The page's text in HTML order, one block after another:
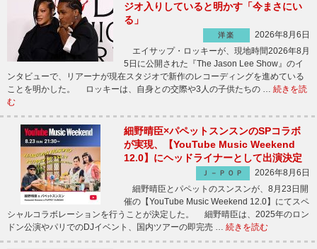
ジオ入りしていると明かす「今まさにい
る」
洋楽
2026年8月6日
エイサップ・ロッキーが、現地時間2026年8月
5日に公開された『The Jason Lee Show』のイ
ンタビューで、リアーナが現在スタジオで新作のレコーディングを進めている
ことを明かした。 ロッキーは、自身との交際や3人の子供たちの … 続きを読
む
細野晴臣×パペットスンスンのSPコラボ
が実現、【YouTube Music Weekend
12.0】にヘッドライナーとして出演決定
Ｊ－ＰＯＰ
2026年8月6日
細野晴臣とパペットのスンスンが、8月23日開
催の【YouTube Music Weekend 12.0】にてスペ
シャルコラボレーションを行うことが決定した。 細野晴臣は、2025年のロン
ドン公演やパリでのDJイベント、国内ツアーの即完売 … 続きを読む